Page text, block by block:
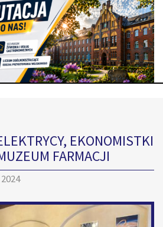
EKONOMISTKI
FARMACJI